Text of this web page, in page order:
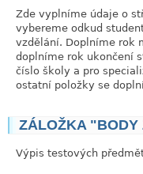
Zde vyplníme údaje o
vybereme odkud
vzdělání. Doplníme rok
doplníme rok ukončení
číslo školy a pro
ostatní položky se
ZÁLOŽKA "BODY
Výpis testových